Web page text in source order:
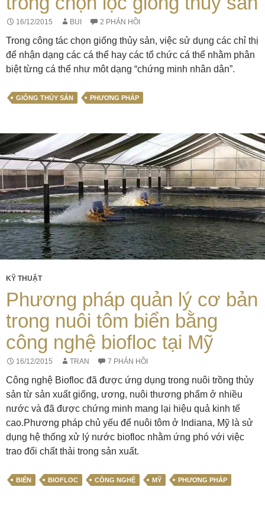
16/12/2015 BUI 2 PHẢN HỒI
Trong công tác chọn giống thủy sản, việc sử dụng các chỉ thị
để nhận dạng các cá thể hay các tổ chức cá thể nhằm phân
biệt từng cá thể như môt dạng “chứng minh nhân dân”.
GIỐNG THỦY SẢN PHƯƠNG PHÁP
KỸ THUẬT
Phương pháp quản lý cơ bản
trong nuôi tôm biển bằng
công nghệ biofloc tại Mỹ
16/12/2015 TRAN 7 PHẢN HỒI
Công nghệ Biofloc đã được ứng dụng trong nuôi trồng thủy
sản từ sản xuất giống, ương, nuôi thương phẩm ở nhiều
nước và đã được chứng minh mang lại hiệu quả kinh tế
cao.Phương pháp chủ yếu để nuôi tôm ở Indiana, Mỹ là sử
dụng hệ thống xử lý nước biofloc nhằm ứng phó với việc
trao đổi chất thải trong sản xuất.
BIỂN BIOFLOC CÔNG NGHỆ MỸ PHƯƠNG PHÁP